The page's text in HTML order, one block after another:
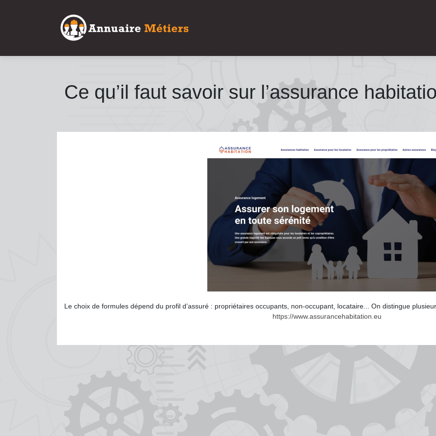
Ce qu’il faut savoir sur l’assurance
Le choix de formules dépend du profil d’assuré : propriétaires occupants, non-occupant, locataire... On distingue
https://www.assurancehabitation.eu